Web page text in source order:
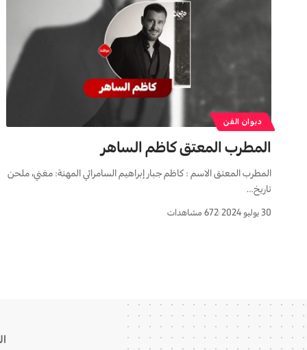
ديوان الفن
المطرب المعتق كاظم الساهر
المطرب المعتق الاسم : كاظم جبار إبراهيم السامرائي المهنة: مغني، ملحن
تاريخ…
30 يوليو 2024 672 مشاهدات